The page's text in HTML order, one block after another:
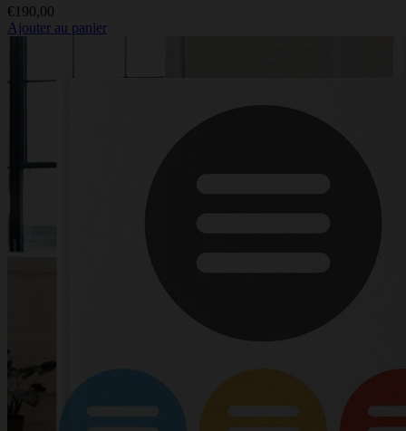
€ 190,00
Ajouter au panier